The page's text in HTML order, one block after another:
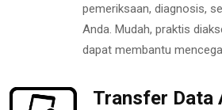
pemeriksaan, diagnosis,
Anda. Mudah, praktis
dapat membantu
Transfer Data